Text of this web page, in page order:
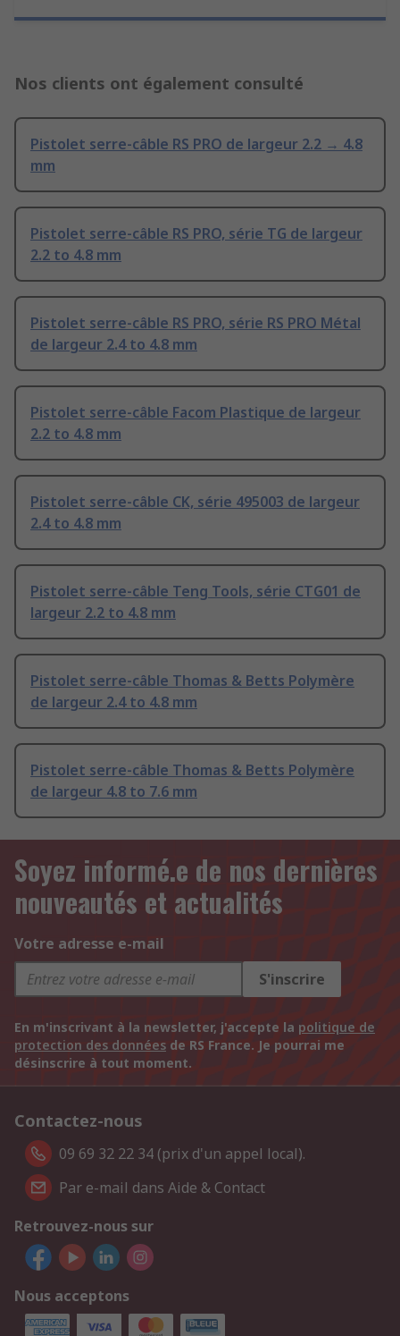
Nos clients ont également consulté
Pistolet serre-câble RS PRO de largeur 2.2 → 4.8
mm
Pistolet serre-câble RS PRO, série TG de largeur
2.2 to 4.8 mm
Pistolet serre-câble RS PRO, série RS PRO Métal
de largeur 2.4 to 4.8 mm
Pistolet serre-câble Facom Plastique de largeur
2.2 to 4.8 mm
Pistolet serre-câble CK, série 495003 de largeur
2.4 to 4.8 mm
Pistolet serre-câble Teng Tools, série CTG01 de
largeur 2.2 to 4.8 mm
Pistolet serre-câble Thomas & Betts Polymère
de largeur 2.4 to 4.8 mm
Pistolet serre-câble Thomas & Betts Polymère
de largeur 4.8 to 7.6 mm
Soyez informé.e de nos dernières
nouveautés et actualités
Votre adresse e-mail
S'inscrire
En m'inscrivant à la newsletter, j'accepte la politique de
protection des données de RS France. Je pourrai me
désinscrire à tout moment.
Contactez-nous
09 69 32 22 34 (prix d'un appel local).
Par e-mail dans Aide & Contact
Retrouvez-nous sur
Nous acceptons